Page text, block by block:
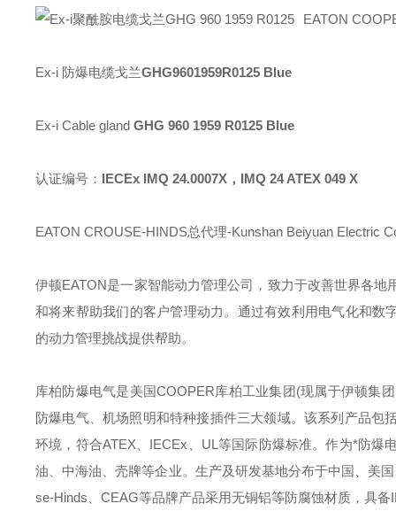
EATON
Ex-i 防爆电缆戈兰GHG9601959R0125 Blue
Ex-i Cable gland GHG 960 1959 R0125 Blue
认证编号： IECEx IMQ 24.0007X，IMQ 24 ATEX 049 X
EATON CROUSE-HINDS总代理-Kunshan Beiyuan Electric
伊顿EATON是一家智能动力管理公司，致力于改善世界各
和将来帮助我们的客户管理动力。通过有效利用电气化和
的动力管理挑战提供帮助。
库柏防爆电气是美国COOPER库柏工业集团(现属于伊顿集
防爆电气、机场照明和特种接插件三大领域。该系列产品包
环境，符合ATEX IECEx UL 等国际防爆标准。作为*防爆
油、中海油、壳牌等企业。生产及研发基地分布于中国、美
se-Hinds
CEAG等品牌产品采用无铜铝等防腐蚀材质，具备